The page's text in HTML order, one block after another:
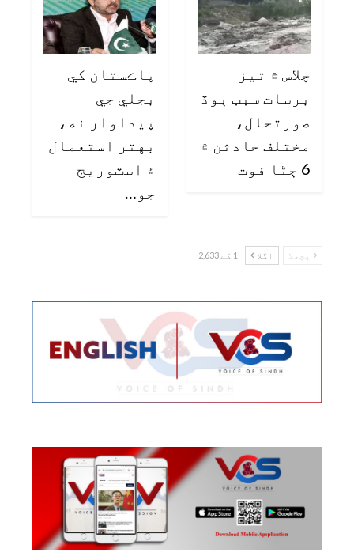
چلاس ۾ تيز
برسات سبب ٻوڏ
صورتحال،
مختلف حادثن ۾
6 ڄڻا فوت
پاڪستان کي
بجلي جي
پيداوار نه،
بهتر استعمال
۽ اسٽوريج
جو…
پچھلا اگلا 1 کے 2,633